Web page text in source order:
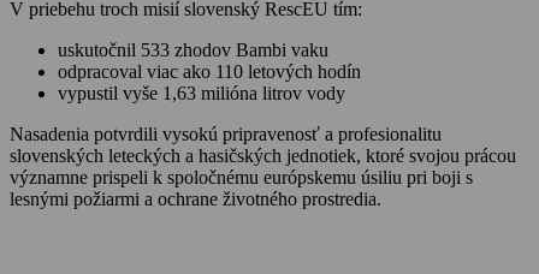
V priebehu troch misií slovenský RescEU tím:
uskutočnil 533 zhodov Bambi vaku
odpracoval viac ako 110 letových hodín
vypustil vyše 1,63 milióna litrov vody
Nasadenia potvrdili vysokú pripravenosť a profesionalitu
slovenských leteckých a hasičských jednotiek, ktoré svojou prácou
významne prispeli k spoločnému európskemu úsiliu pri boji s
lesnými požiarmi a ochrane životného prostredia.